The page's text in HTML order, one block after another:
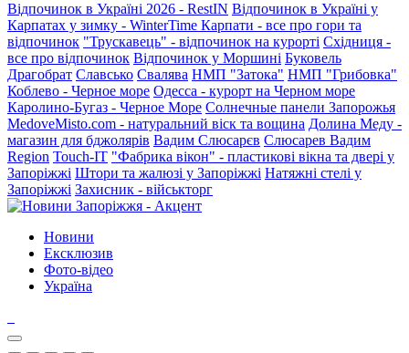
Відпочинок в Україні 2026 - RestIN Відпочинок в Україні у
Карпатах у зимку - WinterTime Карпати - все про гори та
відпочинок "Трускавець" - відпочинок на курорті Східниця -
все про відпочинок Відпочинок у Моршині Буковель
Драгобрат Славсько Свалява НМП "Затока" НМП "Грибовка"
Коблево - Черное море Одесса - курорт на Черном море
Каролино-Бугаз - Черное Море Солнечные панели Запорожья
MedoveMisto.com - натуральний віск та вощина Долина Меду -
магазин для бджолярів Вадим Слюсарєв Слюсарев Вадим
Region Touch-IT "Фабрика вікон" - пластикові вікна та двері у
Запоріжжі Штори та жалюзі у Запоріжжі Натяжні стелі у
Запоріжжі Захисник - військторг
Новини
Ексклюзив
Фото-відео
Україна